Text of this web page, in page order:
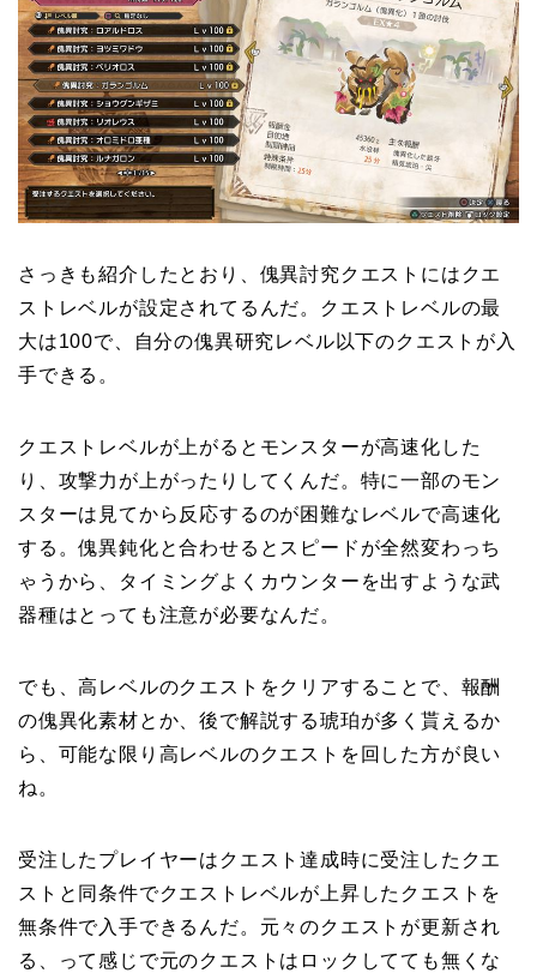
さっきも紹介したとおり、傀異討究クエストにはクエ
ストレベルが設定されてるんだ。クエストレベルの最
大は100で、自分の傀異研究レベル以下のクエストが入
手できる。
クエストレベルが上がるとモンスターが高速化した
り、攻撃力が上がったりしてくんだ。特に一部のモン
スターは見てから反応するのが困難なレベルで高速化
する。傀異鈍化と合わせるとスピードが全然変わっち
ゃうから、タイミングよくカウンターを出すような武
器種はとっても注意が必要なんだ。
でも、高レベルのクエストをクリアすることで、報酬
の傀異化素材とか、後で解説する琥珀が多く貰えるか
ら、可能な限り高レベルのクエストを回した方が良い
ね。
受注したプレイヤーはクエスト達成時に受注したクエ
ストと同条件でクエストレベルが上昇したクエストを
無条件で入手できるんだ。元々のクエストが更新され
る、って感じで元のクエストはロックしてても無くな